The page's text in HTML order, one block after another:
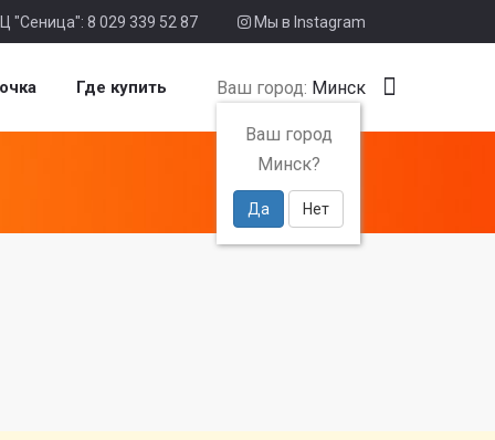
"Сеница": 8 029 339 52 87 Мы в Instagram
Где купить Ваш город: Минск
Ваш город
Минск?
Да Нет